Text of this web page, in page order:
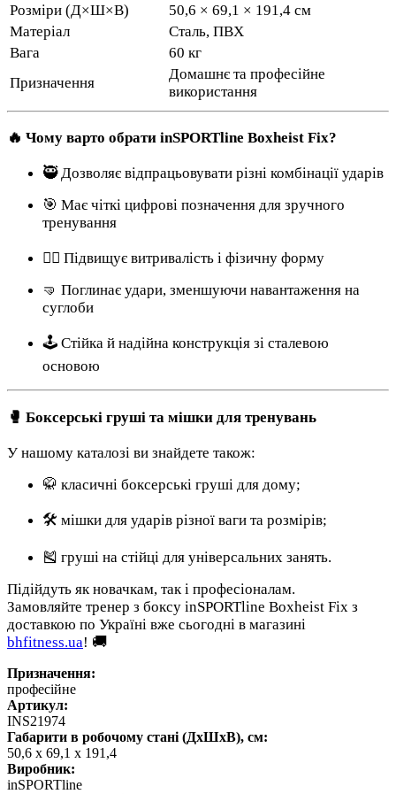
Розміри (Д×Ш×В)
50,6 × 69,1 × 191,4 см
Матеріал
Сталь, ПВХ
Вага
60 кг
Призначення
Домашнє та професійне
використання
🔥 Чому варто обрати inSPORTline Boxheist Fix?
🥷 Дозволяє відпрацьовувати різні комбінації ударів
🎯 Має чіткі цифрові позначення для зручного
тренування
🏋️‍♂️ Підвищує витривалість і фізичну форму
🤜 Поглинає удари, зменшуючи навантаження на
суглоби
🕹 Стійка й надійна конструкція зі сталевою
основою
🥊 Боксерські груші та мішки для тренувань
У нашому каталозі ви знайдете також:
🥋 класичні боксерські груші для дому;
🛠 мішки для ударів різної ваги та розмірів;
🎽 груші на стійці для універсальних занять.
Підійдуть як новачкам, так і професіоналам.
Замовляйте тренер з боксу inSPORTline Boxheist Fix з
доставкою по Україні вже сьогодні в магазині
bhfitness.ua! 🚚
Призначення:
професійне
Артикул:
INS21974
Габарити в робочому стані (ДхШхВ), см:
50,6 х 69,1 х 191,4
Виробник:
inSPORTline